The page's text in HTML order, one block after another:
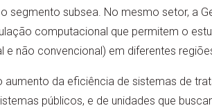
subsea. No mesmo setor, a
computacional que permitem o
não convencional) em diferentes
da eficiência de sistemas de
públicos, e de unidades que